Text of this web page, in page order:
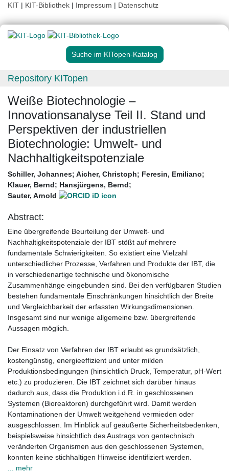
KIT | KIT-Bibliothek | Impressum | Datenschutz
Suche im KITopen-Katalog
Repository KITopen
Weiße Biotechnologie –
Innovationsanalyse Teil II. Stand und
Perspektiven der industriellen
Biotechnologie: Umwelt- und
Nachhaltigkeitspotenziale
Schiller, Johannes; Aicher, Christoph; Feresin, Emiliano;
Klauer, Bernd; Hansjürgens, Bernd;
Sauter, Arnold
Abstract:
Eine übergreifende Beurteilung der Umwelt- und
Nachhaltigkeitspotenziale der IBT stößt auf mehrere
fundamentale Schwierigkeiten. So existiert eine Vielzahl
unterschiedlicher Prozesse, Verfahren und Produkte der IBT, die
in verschiedenartige technische und ökonomische
Zusammenhänge eingebunden sind. Bei den verfügbaren Studien
bestehen fundamentale Einschränkungen hinsichtlich der Breite
und Vergleichbarkeit der erfassten Wirkungsdimensionen.
Insgesamt sind nur wenige allgemeine bzw. übergreifende
Aussagen möglich.
Der Einsatz von Verfahren der IBT erlaubt es grundsätzlich,
kostengünstig, energieeffizient und unter milden
Produktionsbedingungen (hinsichtlich Druck, Temperatur, pH-Wert
etc.) zu produzieren. Die IBT zeichnet sich darüber hinaus
dadurch aus, dass die Produktion i.d.R. in geschlossenen
Systemen (Bioreaktoren) durchgeführt wird. Damit werden
Kontaminationen der Umwelt weitgehend vermieden oder
ausgeschlossen. Im Hinblick auf geäußerte Sicherheitsbedenken,
beispielsweise hinsichtlich des Austrags von gentechnisch
veränderten Organismen aus den geschlossenen Systemen,
konnten keine stichhaltigen Hinweise identifiziert werden.
... mehr